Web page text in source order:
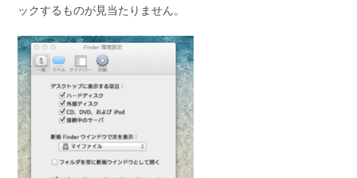
ックするものが見当たりません。